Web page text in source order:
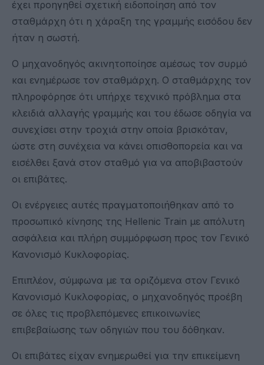
έχει προηγηθεί σχετική ειδοποίηση από τον
σταθμάρχη ότι η χάραξη της γραμμής εισόδου δεν
ήταν η σωστή.
Ο μηχανοδηγός ακινητοποίησε αμέσως τον συρμό
και ενημέρωσε τον σταθμάρχη. Ο σταθμάρχης τον
πληροφόρησε ότι υπήρχε τεχνικό πρόβλημα στα
κλειδιά αλλαγής γραμμής και του έδωσε οδηγία να
συνεχίσει στην τροχιά στην οποία βρισκόταν,
ώστε στη συνέχεια να κάνει οπισθοπορεία και να
εισέλθει ξανά στον σταθμό για να αποβιβαστούν
οι επιβάτες.
Οι ενέργειες αυτές πραγματοποιήθηκαν από το
προσωπικό κίνησης της Hellenic Train με απόλυτη
ασφάλεια και πλήρη συμμόρφωση προς τον Γενικό
Κανονισμό Κυκλοφορίας.
Επιπλέον, σύμφωνα με τα οριζόμενα στον Γενικό
Κανονισμό Κυκλοφορίας, ο μηχανοδηγός προέβη
σε όλες τις προβλεπόμενες επικοινωνίες
επιβεβαίωσης των οδηγιών που του δόθηκαν.
Οι επιβάτες είχαν ενημερωθεί για την επικείμενη